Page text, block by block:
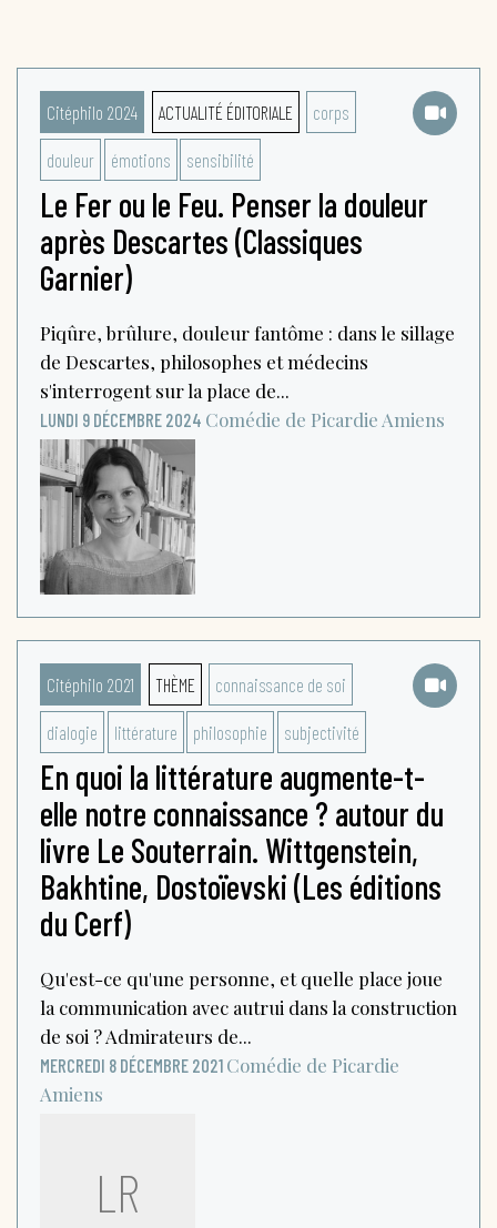
Citéphilo 2024 ACTUALITÉ ÉDITORIALE corps
douleur émotions sensibilité
Le Fer ou le Feu. Penser la douleur
après Descartes (Classiques
Garnier)
Piqûre, brûlure, douleur fantôme : dans le sillage
de Descartes, philosophes et médecins
s'interrogent sur la place de...
LUNDI 9 DÉCEMBRE 2024 Comédie de Picardie Amiens
Citéphilo 2021 THÈME connaissance de soi
dialogie littérature philosophie subjectivité
En quoi la littérature augmente-t-
elle notre connaissance ? autour du
livre Le Souterrain. Wittgenstein,
Bakhtine, Dostoïevski (Les éditions
du Cerf)
Qu'est-ce qu'une personne, et quelle place joue
la communication avec autrui dans la construction
de soi ? Admirateurs de...
MERCREDI 8 DÉCEMBRE 2021 Comédie de Picardie
Amiens
LR